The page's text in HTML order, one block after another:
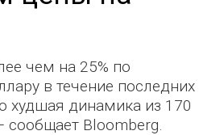
чем на 25% по
в течение последних
худшая динамика из 170
Bloomberg.